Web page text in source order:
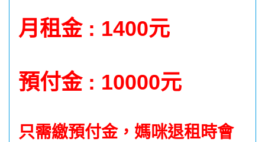
月租金 : 1400元
預付金 : 10000元
只需繳預付金，媽咪退租時會